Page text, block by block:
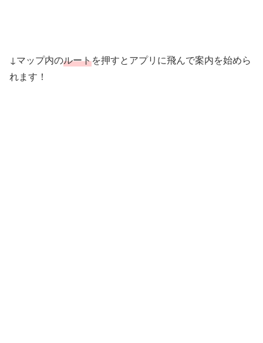
↓マップ内のルートを押すとアプリに飛んで案内を始めら
れます！